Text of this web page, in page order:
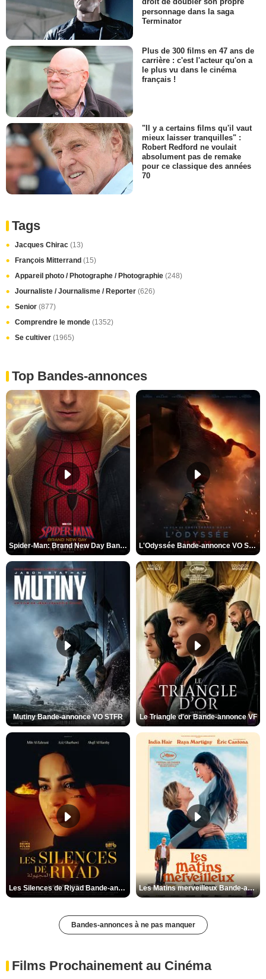
droit de doubler son propre
personnage dans la saga
Terminator
Plus de 300 films en 47 ans de
carrière : c'est l'acteur qu'on a
le plus vu dans le cinéma
français !
"Il y a certains films qu'il vaut
mieux laisser tranquilles" :
Robert Redford ne voulait
absolument pas de remake
pour ce classique des années
70
Tags
Jacques Chirac (13)
François Mitterrand (15)
Appareil photo / Photographe / Photographie (248)
Journaliste / Journalisme / Reporter (626)
Senior (877)
Comprendre le monde (1352)
Se cultiver (1965)
Top Bandes-annonces
Spider-Man: Brand New Day Bande-annonce VO STFR L'Odyssée Bande-annonce VO STFR
Mutiny Bande-annonce VO STFR Le Triangle d'or Bande-annonce VF
Les Silences de Riyad Bande-annonce VO STFR Les Matins merveilleux Bande-annonce VF
Bandes-annonces à ne pas manquer
Films Prochainement au Cinéma